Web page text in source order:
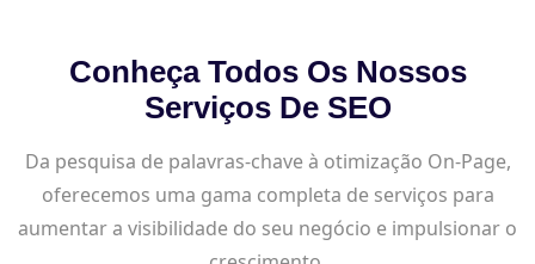
Conheça Todos Os Nossos
Serviços De SEO
Da pesquisa de palavras-chave à otimização On-Page,
oferecemos uma gama completa de serviços para
aumentar a visibilidade do seu negócio e impulsionar o